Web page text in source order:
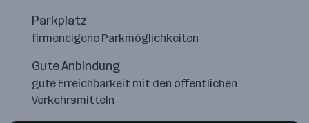
Parkplatz
firmeneigene Parkmöglichkeiten
Gute Anbindung
gute Erreichbarkeit mit den öffentlichen
Verkehrsmitteln